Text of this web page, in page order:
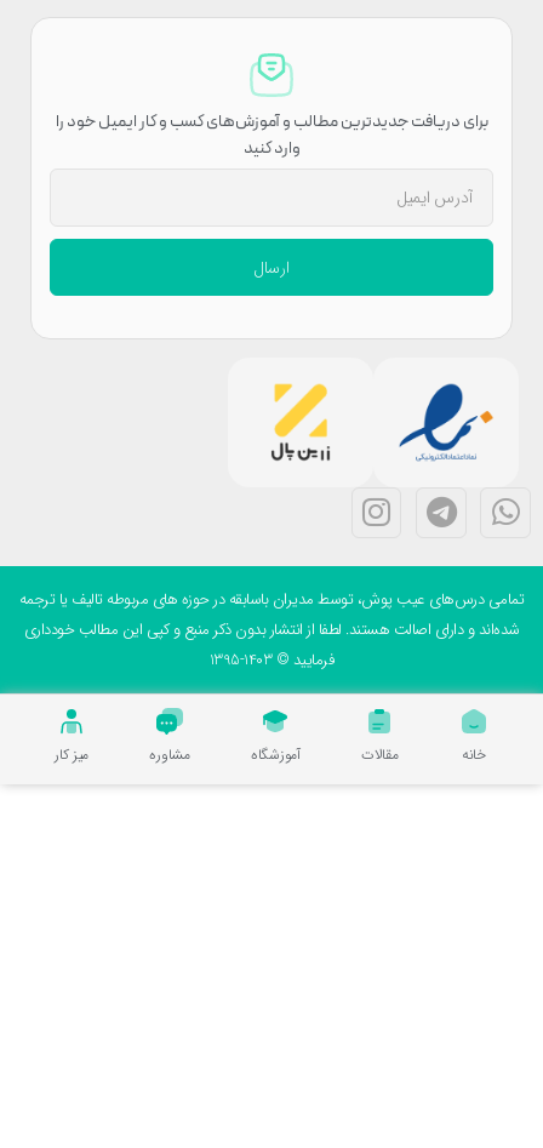
برای دریافت جدیدترین مطالب و آموزش‌های کسب و کار ایمیل خود را
وارد کنید
ارسال
درس‌های عیب پوش، توسط مدیران باسابقه در حوزه های مربوطه تالیف یا ترجمه
و دارای اصالت هستند. لطفا از انتشار بدون ذکر منبع و کپی این مطالب خودداری
فرمایید © 1403-1395
مقالات آموزشگاه مشاوره